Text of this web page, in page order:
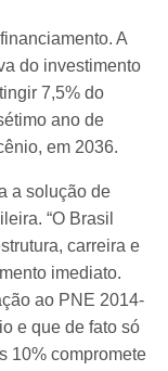
A
do investimento
7,5% do
ano de
em 2036.
a solução de
“O Brasil
carreira e
imediato.
ao PNE 2014-
e que de fato só
10% compromete